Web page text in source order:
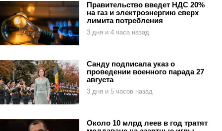
Правительство введет НДС 20%
на газ и электроэнергию сверх
лимита потребления
3 дня и 4 часа назад
Санду подписала указ о
проведении военного парада 27
августа
3 дня и 5 часов назад
Около 10 млрд леев в год тратят